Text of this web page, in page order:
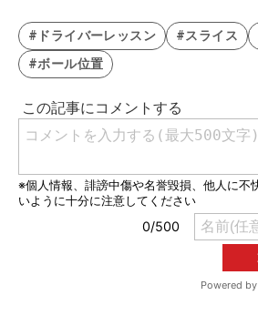
#ドライバーレッスン #スライス
#ボール位置